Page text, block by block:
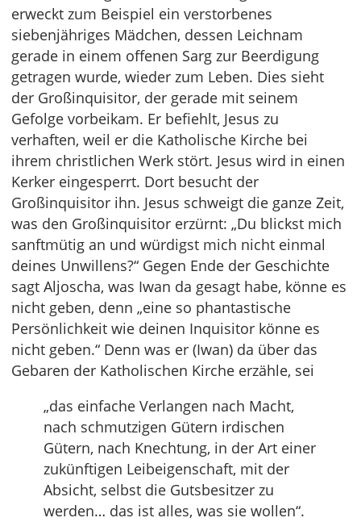
erweckt zum Beispiel ein verstorbenes
siebenjähriges Mädchen, dessen Leichnam
gerade in einem offenen Sarg zur Beerdigung
getragen wurde, wieder zum Leben. Dies sieht
der Großinquisitor, der gerade mit seinem
Gefolge vorbeikam. Er befiehlt, Jesus zu
verhaften, weil er die Katholische Kirche bei
ihrem christlichen Werk stört. Jesus wird in einen
Kerker eingesperrt. Dort besucht der
Großinquisitor ihn. Jesus schweigt die ganze Zeit,
was den Großinquisitor erzürnt: „Du blickst mich
sanftmütig an und würdigst mich nicht einmal
deines Unwillens?“ Gegen Ende der Geschichte
sagt Aljoscha, was Iwan da gesagt habe, könne es
nicht geben, denn „eine so phantastische
Persönlichkeit wie deinen Inquisitor könne es
nicht geben.“ Denn was er (Iwan) da über das
Gebaren der Katholischen Kirche erzähle, sei
„das einfache Verlangen nach Macht,
nach schmutzigen Gütern irdischen
Gütern, nach Knechtung, in der Art einer
zukünftigen Leibeigenschaft, mit der
Absicht, selbst die Gutsbesitzer zu
werden… das ist alles, was sie wollen“.